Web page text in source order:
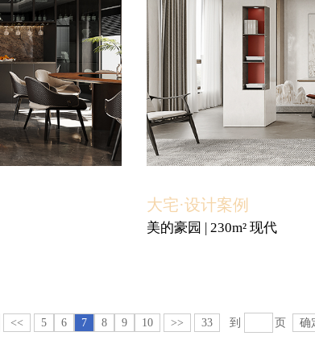
大宅·设计案例
美的豪园 | 230m² 现代
<< 5 6 7 8 9 10 >> 33 到 页 确